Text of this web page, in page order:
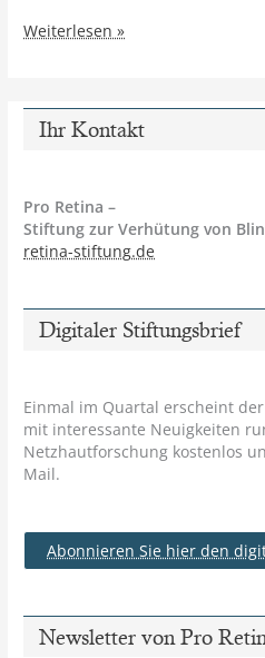
Neu:
Weiterlesen »
Ihr Kontakt
Pro Retina –
Stiftung zur Verhütung von
retina-stiftung.de
Digitaler Stiftungsbrief
Einmal im Quartal erscheint
mit interessante Neuigkeiten
Netzhautforschung kostenlos
Mail.
Abonnieren Sie hier den
Newsletter von Pro